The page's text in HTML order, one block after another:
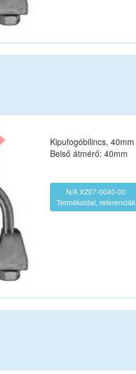
Kipufogóbilincs, 40mm
Belső átmérő: 40mm
N/A XZ07-0040-00
Termékoldal, referenciák